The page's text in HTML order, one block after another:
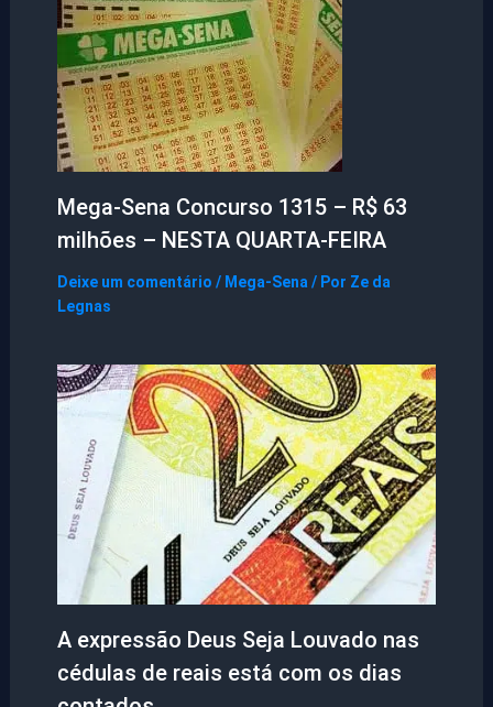
Mega-Sena Concurso 1315 – R$ 63
milhões – NESTA QUARTA-FEIRA
Deixe um comentário / Mega-Sena / Por Ze da
Legnas
A expressão Deus Seja Louvado nas
cédulas de reais está com os dias